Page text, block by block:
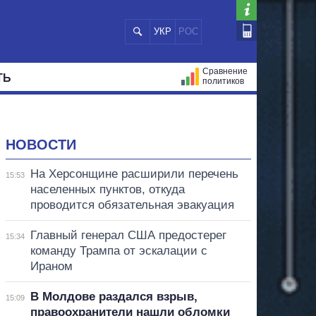
УКР РОС
Сравнение
политиков
НОВОСТИ
15:53
На Херсонщине расширили перечень
населенных пунктов, откуда
проводится обязательная эвакуация
15:34
Главный генерал США предостерег
команду Трампа от эскалации с
Ираном
15:09
В Молдове раздался взрыв,
правоохранители нашли обломки